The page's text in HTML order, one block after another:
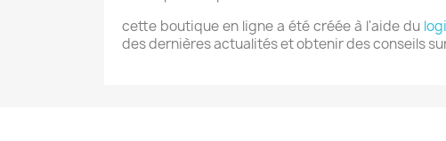
cette boutique en ligne a été créée à l'aide du
des dernières actualités et obtenir des conseils